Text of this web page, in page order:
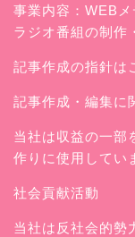
事業内容：WEB
ラジオ番組の制作
記事作成の指針は
記事作成・編集に
当社は収益の一部
作りに使用してい
社会貢献活動
当社は反社会的勢